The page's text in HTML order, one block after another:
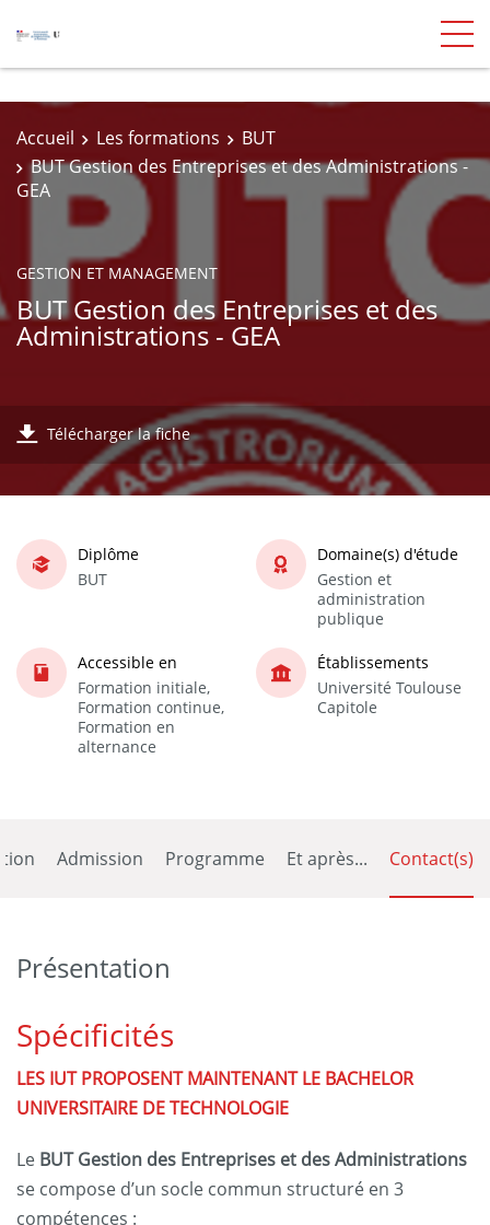
Accueil Les formations
BUT
BUT Gestion des Entreprises et des Administrations -
GEA
GESTION ET MANAGEMENT
BUT Gestion des Entreprises et des
Administrations - GEA
Télécharger la fiche
Diplôme
BUT
Domaine(s) d'étude
Gestion et
administration
publique
Accessible en
Formation initiale,
Formation continue,
Formation en
alternance
Établissements
Université Toulouse
Capitole
Admission Programme Et après... Contact(s)
Présentation
Spécificités
LES IUT PROPOSENT MAINTENANT LE BACHELOR
UNIVERSITAIRE DE TECHNOLOGIE
Le BUT Gestion des Entreprises et des Administrations
se compose d’un socle commun structuré en 3
compétences :